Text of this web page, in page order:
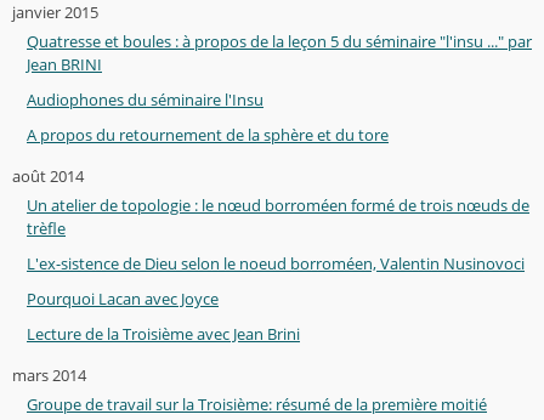
janvier 2015
Quatresse et boules : à propos de la leçon 5 du séminaire "l'insu ..." par
Jean BRINI
Audiophones du séminaire l'Insu
A propos du retournement de la sphère et du tore
août 2014
Un atelier de topologie : le nœud borroméen formé de trois nœuds de
trèfle
L'ex-sistence de Dieu selon le noeud borroméen, Valentin Nusinovoci
Pourquoi Lacan avec Joyce
Lecture de la Troisième avec Jean Brini
mars 2014
Groupe de travail sur la Troisième: résumé de la première moitié